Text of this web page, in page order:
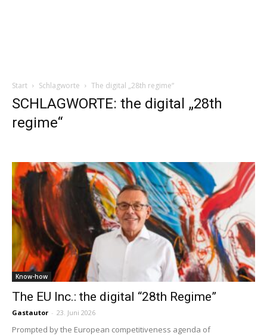
Start Schlagworte The digital „28th regime“
SCHLAGWORTE: the digital „28th
regime“
Know-how
The EU Inc.: the digital “28th Regime”
Gastautor - 23. Juni 2026
Prompted by the European competitiveness agenda of